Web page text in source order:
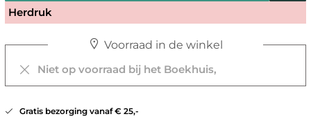
Herdruk
Voorraad in de winkel
Niet op voorraad bij het Boekhuis,
Gratis bezorging vanaf € 25,-